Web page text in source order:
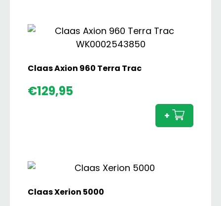
Claas Axion 960 Terra Trac
€129,95
Terra
+
Claas Xerion 5000